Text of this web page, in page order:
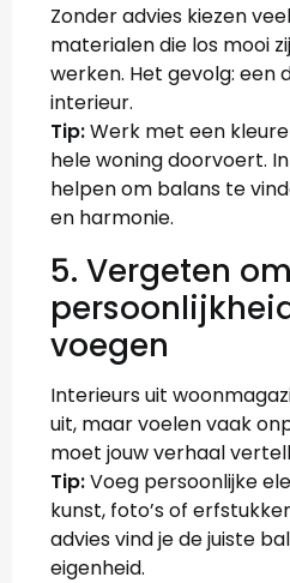
Zonder advies kiezen
materialen die los mooi
werken. Het gevolg: een
interieur.
Tip:Werk met een
hele woning doorvoert.
helpen om balans te
en harmonie.
5. Vergeten om
voegen
Interieurs uit
uit, maar voelen vaak
moet jouw verhaal
Tip:Voeg persoonlijke
kunst, foto’s of
advies vind je de juiste
eigenheid.